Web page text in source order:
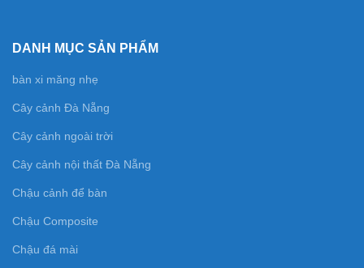
DANH MỤC SẢN PHẨM
bàn xi măng nhẹ
Cây cảnh Đà Nẵng
Cây cảnh ngoài trời
Cây cảnh nội thất Đà Nẵng
Chậu cảnh để bàn
Chậu Composite
Chậu đá mài